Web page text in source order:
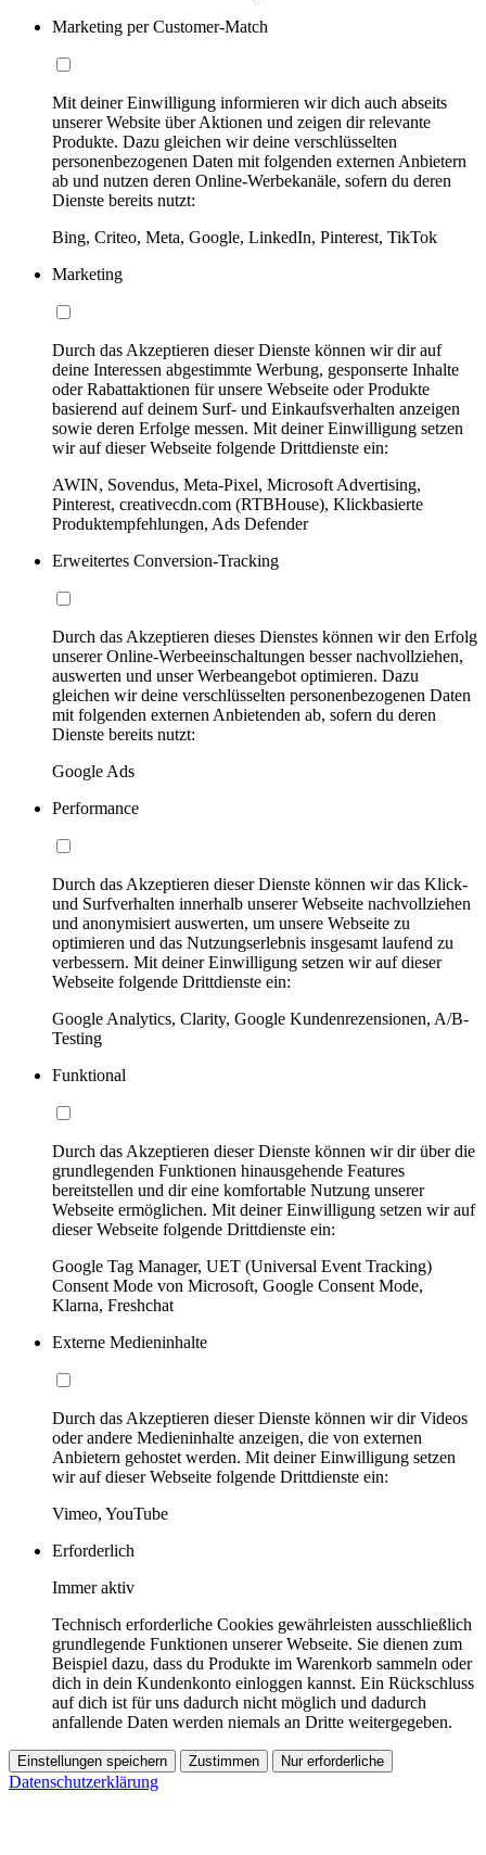
Marketing per Customer-Match
Mit deiner Einwilligung informieren wir dich auch abseits
unserer Website über Aktionen und zeigen dir relevante
Produkte. Dazu gleichen wir deine verschlüsselten
personenbezogenen Daten mit folgenden externen Anbietern
ab und nutzen deren Online-Werbekanäle, sofern du deren
Dienste bereits nutzt:
Bing, Criteo, Meta, Google, LinkedIn, Pinterest, TikTok
Marketing
Durch das Akzeptieren dieser Dienste können wir dir auf
deine Interessen abgestimmte Werbung, gesponserte Inhalte
oder Rabattaktionen für unsere Webseite oder Produkte
basierend auf deinem Surf- und Einkaufsverhalten anzeigen
sowie deren Erfolge messen. Mit deiner Einwilligung setzen
wir auf dieser Webseite folgende Drittdienste ein:
AWIN, Sovendus, Meta-Pixel, Microsoft Advertising,
Pinterest, creativecdn.com (RTBHouse), Klickbasierte
Produktempfehlungen, Ads Defender
Erweitertes Conversion-Tracking
Durch das Akzeptieren dieses Dienstes können wir den Erfolg
unserer Online-Werbeeinschaltungen besser nachvollziehen,
auswerten und unser Werbeangebot optimieren. Dazu
gleichen wir deine verschlüsselten personenbezogenen Daten
mit folgenden externen Anbietenden ab, sofern du deren
Dienste bereits nutzt:
Google Ads
Performance
Durch das Akzeptieren dieser Dienste können wir das Klick-
und Surfverhalten innerhalb unserer Webseite nachvollziehen
und anonymisiert auswerten, um unsere Webseite zu
optimieren und das Nutzungserlebnis insgesamt laufend zu
verbessern. Mit deiner Einwilligung setzen wir auf dieser
Webseite folgende Drittdienste ein:
Google Analytics, Clarity, Google Kundenrezensionen, A/B-
Testing
Funktional
Durch das Akzeptieren dieser Dienste können wir dir über die
grundlegenden Funktionen hinausgehende Features
bereitstellen und dir eine komfortable Nutzung unserer
Webseite ermöglichen. Mit deiner Einwilligung setzen wir auf
dieser Webseite folgende Drittdienste ein:
Google Tag Manager, UET (Universal Event Tracking)
Consent Mode von Microsoft, Google Consent Mode,
Klarna, Freshchat
Externe Medieninhalte
Durch das Akzeptieren dieser Dienste können wir dir Videos
oder andere Medieninhalte anzeigen, die von externen
Anbietern gehostet werden. Mit deiner Einwilligung setzen
wir auf dieser Webseite folgende Drittdienste ein:
Vimeo, YouTube
Erforderlich
Immer aktiv
Technisch erforderliche Cookies gewährleisten ausschließlich
grundlegende Funktionen unserer Webseite. Sie dienen zum
Beispiel dazu, dass du Produkte im Warenkorb sammeln oder
dich in dein Kundenkonto einloggen kannst. Ein Rückschluss
auf dich ist für uns dadurch nicht möglich und dadurch
anfallende Daten werden niemals an Dritte weitergegeben.
Einstellungen speichern Zustimmen Nur erforderliche
Datenschutzerklärung